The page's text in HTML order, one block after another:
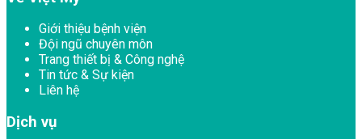
Giới thiệu bệnh viện
Đội ngũ chuyên môn
Trang thiết bị & Công nghệ
Tin tức & Sự kiện
Liên hệ
Dịch vụ